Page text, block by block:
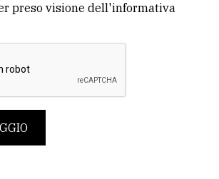
preso visione dell'informativa